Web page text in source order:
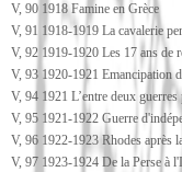
V, 90 1918 Famine en Grèce
V, 91 1918-1919 La cavalerie
V, 92 1919-1920 Les 17 ans de
V, 93 1920-1921 Emancipation
V, 94 1921 L’entre deux
V, 95 1921-1922 Guerre
V, 96 1922-1923 Rhodes après
V, 97 1923-1924 De la Perse à